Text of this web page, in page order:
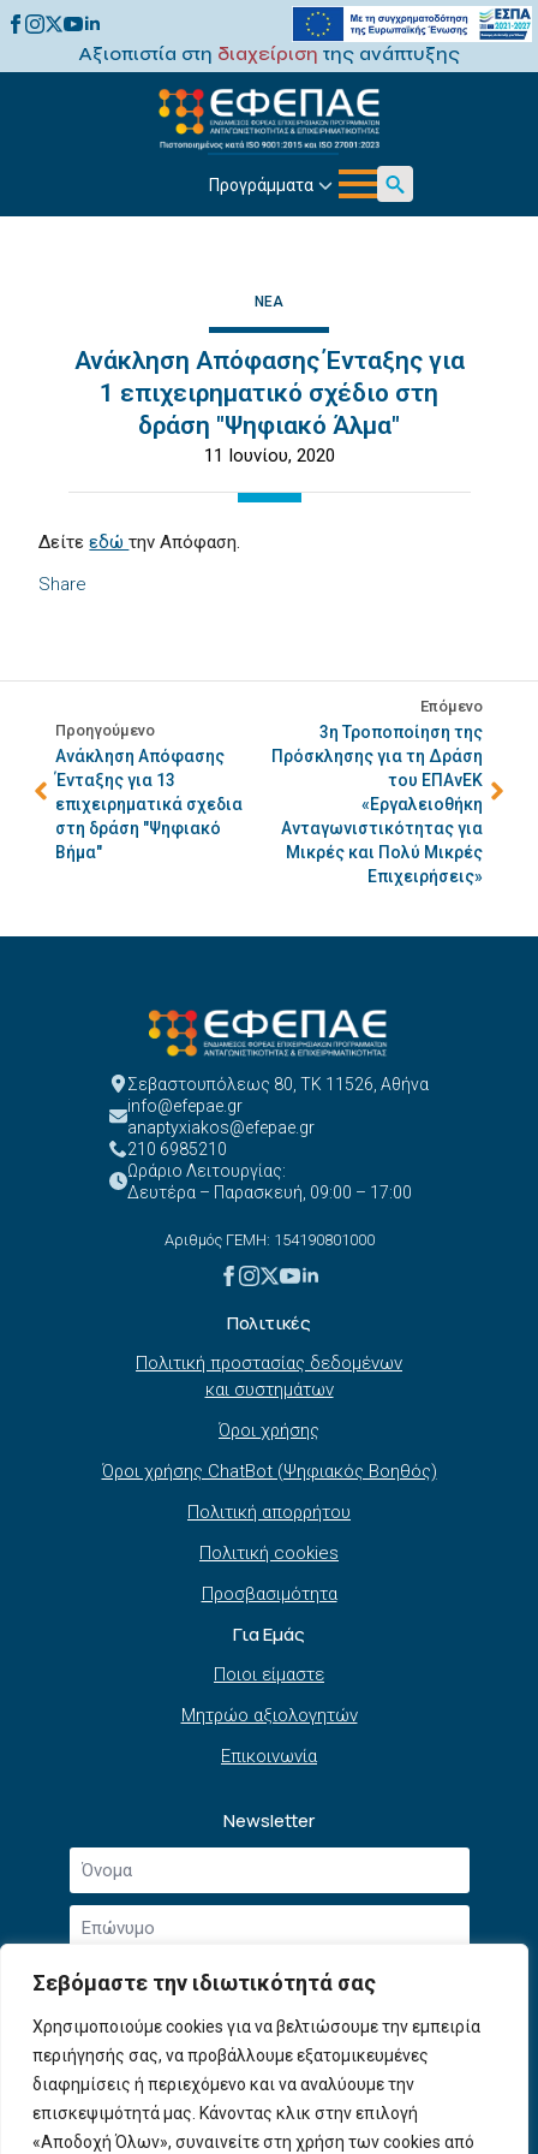
Σεβόμαστε την ιδιωτικότητά σας
Χρησιμοποιούμε cookies για να βελτιώσουμε την εμπειρία
περιήγησής σας, να προβάλλουμε εξατομικευμένες
διαφημίσεις ή περιεχόμενο και να αναλύουμε την
επισκεψιμότητά μας. Κάνοντας κλικ στην επιλογή
«Αποδοχή Όλων», συναινείτε στη χρήση των cookies από
Αξιοπιστία στη διαχείριση της ανάπτυξης
Προγράμματα
Search
ΝΈΑ
Ανάκληση Απόφασης Ένταξης για
1 επιχειρηματικό σχέδιο στη
δράση "Ψηφιακό Άλμα"
11 Ιουνίου, 2020
Share
Δείτεεδώτην Απόφαση.
Προηγούμενο
Ανάκληση Απόφασης
Ένταξης για 13
επιχειρηματικά σχεδια
στη δράση "Ψηφιακό
Βήμα"
Επόμενο
3η Τροποποίηση της
Πρόσκλησης για τη Δράση
του ΕΠΑνΕΚ
«Εργαλειοθήκη
Ανταγωνιστικότητας για
Μικρές και Πολύ Μικρές
Επιχειρήσεις»
Σεβαστουπόλεως 80, ΤΚ 11526, Αθήνα
info@efepae.gr
anaptyxiakos@efepae.gr
210 6985210
Ωράριο Λειτουργίας:
Δευτέρα – Παρασκευή, 09:00 – 17:00
Αριθμός ΓΕΜΗ: 154190801000
Πολιτικές
Πολιτική προστασίας δεδομένων
και συστημάτων
Όροι χρήσης
Όροι χρήσης ChatBot (Ψηφιακός Βοηθός)
Πολιτική απορρήτου
Πολιτική cookies
Προσβασιμότητα
Για Εμάς
Ποιοι είμαστε
Μητρώο αξιολογητών
Επικοινωνία
Newsletter
Όνομα
Επώνυμο
Email
*
Αποδοχή
όρων
χρήσης
*
Συμφωνώ με την Πολιτική Απορρήτουκαι τους
Όρους Χρήσης.
Εγγραφή